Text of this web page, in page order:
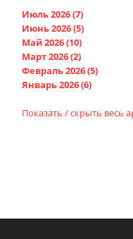
Июль 2026 (7)
Июнь 2026 (5)
Май 2026 (10)
Март 2026 (2)
Февраль 2026 (5)
Январь 2026 (6)
Показать / скрыть весь